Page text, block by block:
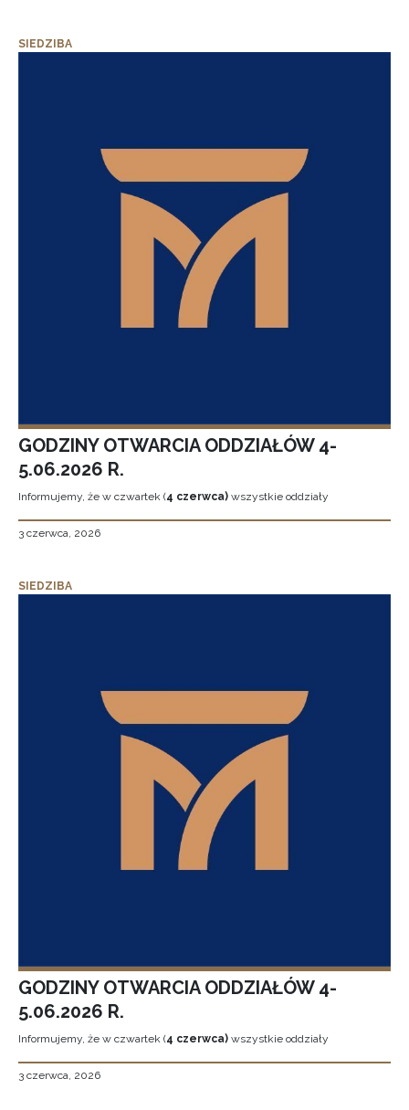
SIEDZIBA
GODZINY OTWARCIA ODDZIAŁÓW 4-
5.06.2026 R.
Informujemy, że w czwartek (4 czerwca) wszystkie oddziały
3 czerwca, 2026
SIEDZIBA
GODZINY OTWARCIA ODDZIAŁÓW 4-
5.06.2026 R.
Informujemy, że w czwartek (4 czerwca) wszystkie oddziały
3 czerwca, 2026